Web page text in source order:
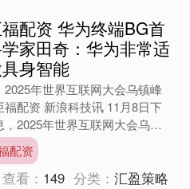
配资 华为终端BG首
家田奇：华为非常适
身智能
2025年世界互联网大会乌镇峰
福配资 新浪科技讯 11月8日下
，2025年世界互联网大会乌镇
间，国际欧亚科学院院士、华为
首席科学....
配资
查看： 149 分类：汇盈策略